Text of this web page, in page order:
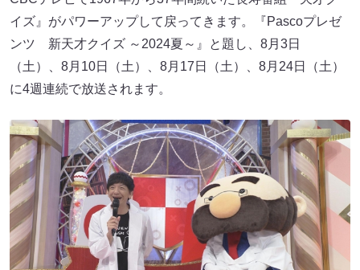
イズ』がパワーアップして戻ってきます。『Pascoプレゼ
ンツ 新天才クイズ ～2024夏～』と題し、8月3日
（土）、8月10日（土）、8月17日（土）、8月24日（土）
に4週連続で放送されます。